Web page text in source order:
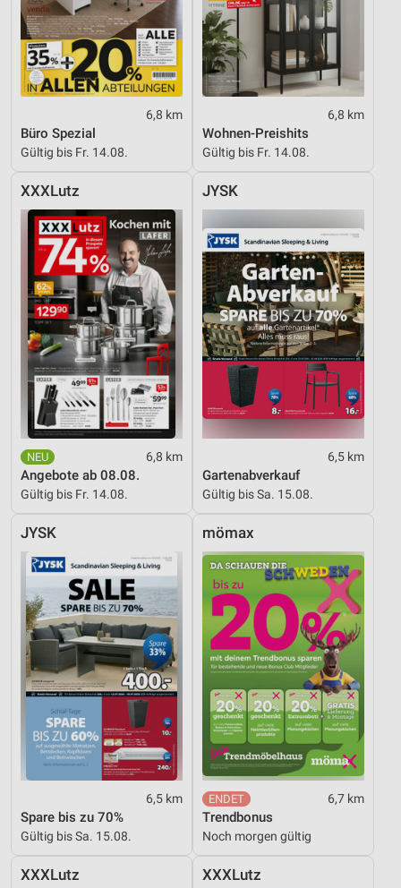
6,8 km
Büro Spezial
Gültig bis Fr. 14.08.
6,8 km
Wohnen-Preishits
Gültig bis Fr. 14.08.
XXXLutz
6,8 km
Angebote ab 08.08.
Gültig bis Fr. 14.08.
JYSK
6,5 km
Gartenabverkauf
Gültig bis Sa. 15.08.
JYSK
6,5 km
Spare bis zu 70%
Gültig bis Sa. 15.08.
mömax
6,7 km
Trendbonus
Noch morgen gültig
XXXLutz XXXLutz